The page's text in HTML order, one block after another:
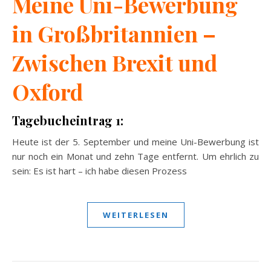
in Großbritannien –
Zwischen Brexit und
Oxford
Tagebucheintrag 1:
Heute ist der 5. September und meine Uni-Bewerbung ist
nur noch ein Monat und zehn Tage entfernt. Um ehrlich zu
sein: Es ist hart – ich habe diesen Prozess
WEITERLESEN